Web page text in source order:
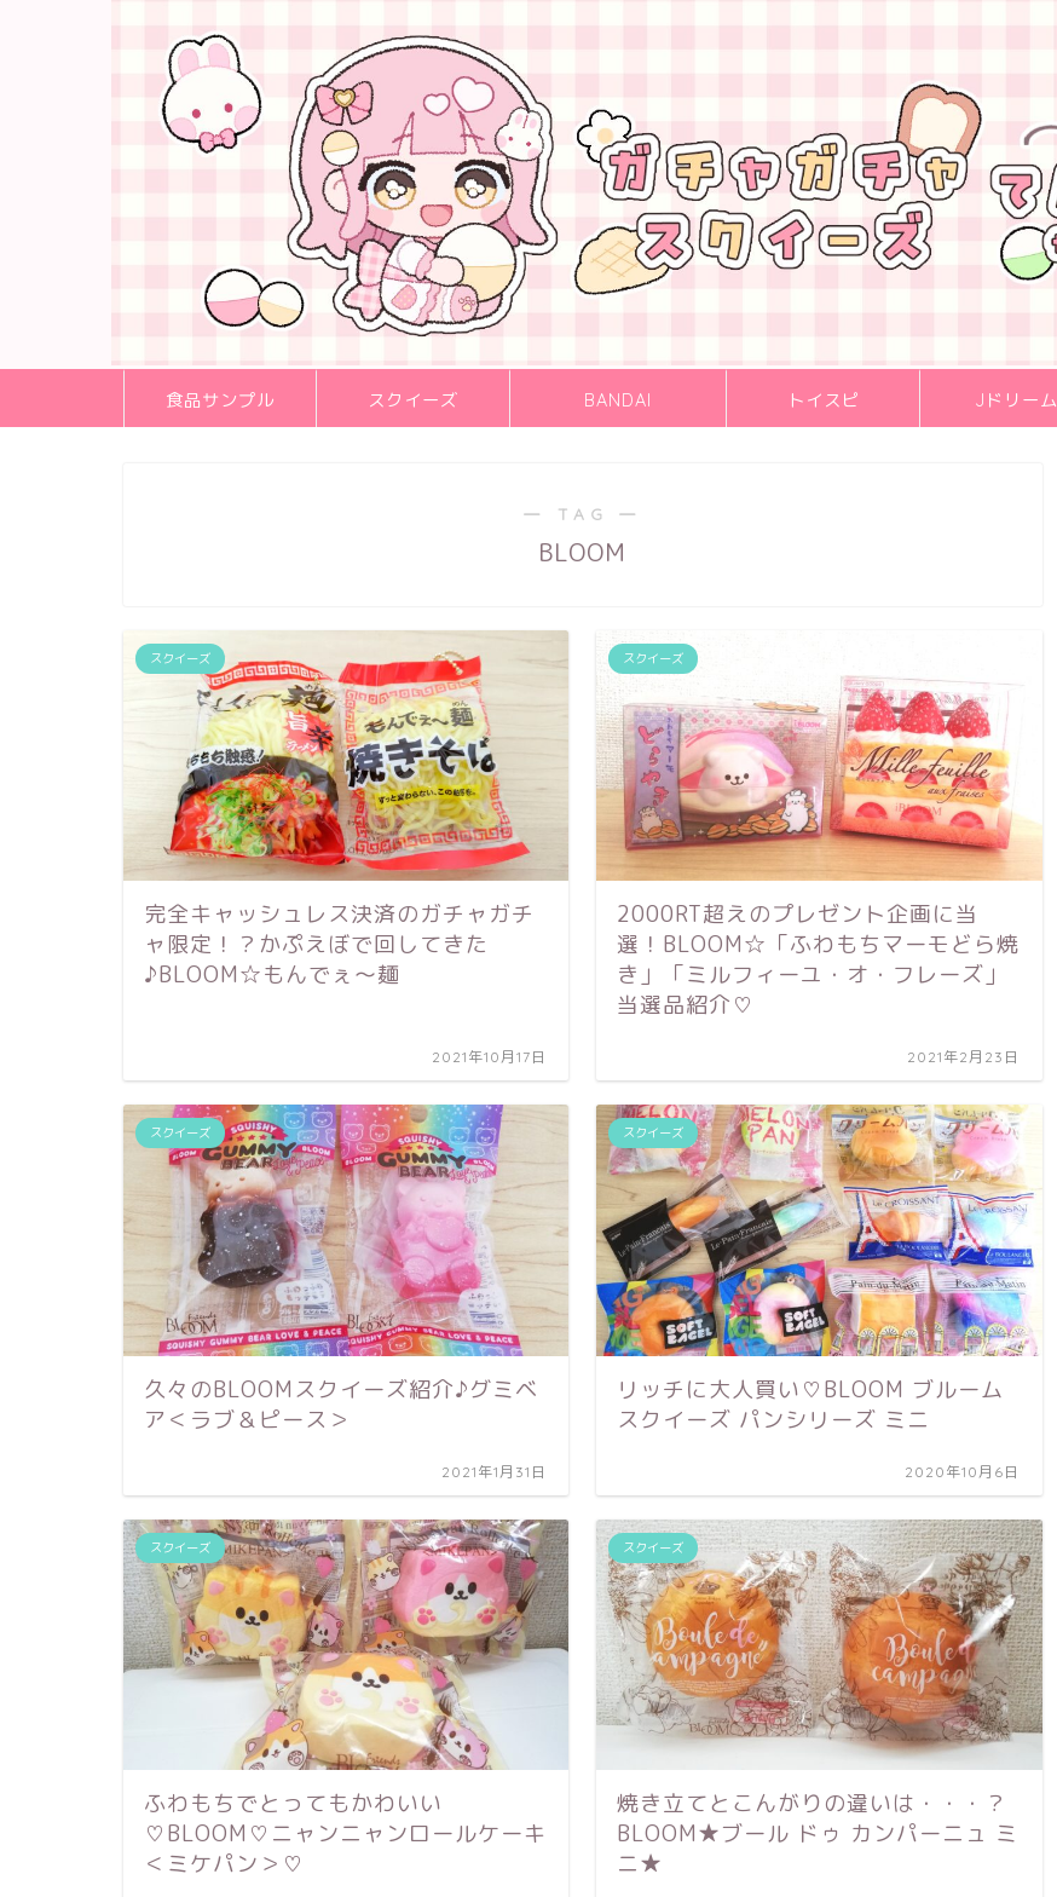
食品サンプル スクイーズ BANDAI トイスピ Jドリーム
― TAG ―
BLOOM
スクイーズ
完全キャッシュレス決済のガチャガチ
ャ限定！？かぷえぼで回してきた
♪BLOOM☆もんでぇ〜麺
2021年10月17日
スクイーズ
2000RT超えのプレゼント企画に当
選！BLOOM☆「ふわもちマーモどら焼
き」「ミルフィーユ・オ・フレーズ」
当選品紹介♡
2021年2月23日
スクイーズ
久々のBLOOMスクイーズ紹介♪グミベ
ア＜ラブ＆ピース＞
2021年1月31日
スクイーズ
リッチに大人買い♡BLOOM ブルーム
スクイーズ パンシリーズ ミニ
2020年10月6日
スクイーズ
ふわもちでとってもかわいい
♡BLOOM♡ニャンニャンロールケーキ
＜ミケパン＞♡
スクイーズ
焼き立てとこんがりの違いは・・・？
BLOOM★ブール ドゥ カンパーニュ ミ
ニ★